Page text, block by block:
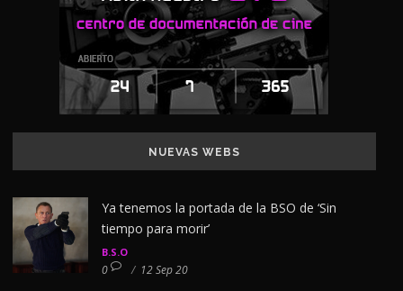
NUEVAS WEBS
Ya tenemos la portada de la BSO de ‘Sin
tiempo para morir’
B.S.O
0 / 12 Sep 20